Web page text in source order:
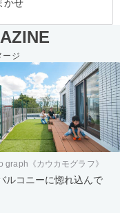
かせ
ージ
graph《カウカモグラフ》
ルコニーに惚れ込んで